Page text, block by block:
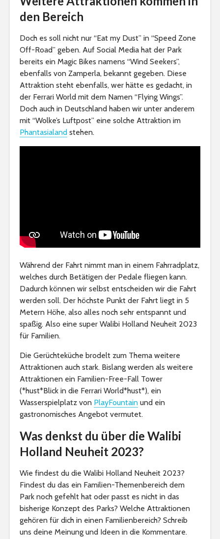
den Bereich
Doch es soll nicht nur “Eat my Dust” in “Speed Zone
Off-Road” geben. Auf Social Media hat der Park
bereits ein Magic Bikes namens “Wind Seekers”,
ebenfalls von Zamperla, bekannt gegeben. Diese
Attraktion steht ebenfalls, wer hätte es gedacht, in
der Ferrari World mit dem Namen “Flying Wings”.
Doch auch in Deutschland haben wir unter anderem
mit “Wolke’s Luftpost” eine solche Attraktion im
Phantasialand stehen.
Während der Fahrt nimmt man in einem Fahrradplatz,
welches durch Betätigen der Pedale fliegen kann.
Dadurch können wir selbst entscheiden wir die Fahrt
werden soll. Der höchste Punkt der Fahrt liegt in 5
Metern Höhe, also alles noch sehr entspannt und
spaßig. Also eine super Walibi Holland Neuheit 2023
für Familien.
Die Gerüchteküche brodelt zum Thema weitere
Attraktionen auch stark. Bislang werden als weitere
Attraktionen ein Familien-Free-Fall Tower
(*hust*Blick in die Ferrari World*hust*), ein
Wasserspielplatz von PlayFountain und ein
gastronomisches Angebot vermutet.
Was denkst du über die Walibi
Holland Neuheit 2023?
Wie findest du die Walibi Holland Neuheit 2023?
Findest du das ein Familien-Themenbereich dem
Park noch gefehlt hat oder passt es nicht in das
bisherige Konzept des Parks? Welche Attraktionen
gehören für dich in einen Familienbereich? Schreib
uns deine Meinung und Ideen in die Kommentare.